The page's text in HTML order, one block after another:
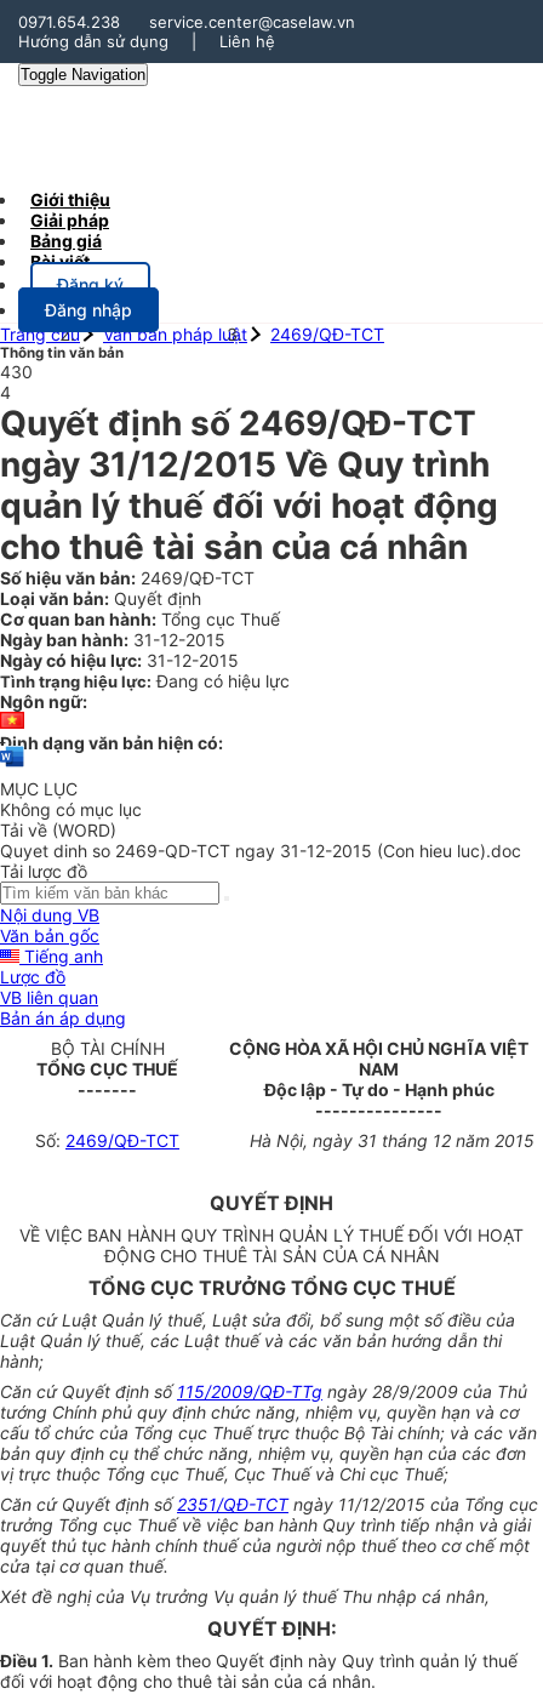
0971.654.238
service.center@caselaw.vn
Hướng dẫn sử dụng
Liên hệ
Toggle Navigation
Giới thiệu
Giải pháp
Bảng giá
Bài viết
Đăng ký
Đăng nhập
Trang chủ
Văn bản pháp luật 2469/QĐ-TCT
Thông tin văn bản
430
4
Quyết định số 2469/QĐ-TCT
ngày 31/12/2015 Về Quy trình
quản lý thuế đối với hoạt động
cho thuê tài sản của cá nhân
Số hiệu văn bản: 2469/QĐ-TCT
Loại văn bản: Quyết định
Cơ quan ban hành: Tổng cục Thuế
Ngày ban hành: 31-12-2015
Ngày có hiệu lực: 31-12-2015
Tình trạng hiệu lực: Đang có hiệu lực
Ngôn ngữ:
Định dạng văn bản hiện có:
MỤC LỤC
Không có mục lục
Tải về (WORD)
Quyet dinh so 2469-QD-TCT ngay 31-12-2015 (Con hieu luc).doc
Tải lược đồ
Nội dung VB
Văn bản gốc
Tiếng anh
Lược đồ
VB liên quan
Bản án áp dụng
BỘ TÀI CHÍNH
TỔNG CỤC THUẾ
-------
CỘNG HÒA XÃ HỘI CHỦ NGHĨA VIỆT
NAM
Độc lập - Tự do - Hạnh phúc
---------------
Số: 2469/QĐ-TCT Hà Nội, ngày 31 tháng 12năm 2015
QUYẾT ĐỊNH
VỀ VIỆC BAN HÀNH QUY TRÌNH QUẢN LÝ THUẾ ĐỐI VỚI HOẠT
ĐỘNG CHO THUÊ TÀI SẢN CỦA CÁ NHÂN
TỔNG CỤC TRƯỞNG TỔNG CỤC THUẾ
Căn cứ Luật Quản lý thuế, Luật sửa đổi, bổ sung một số điều của
Luật Quản lý thuế, các Luật thuế và các văn bản hướng dẫn thi
hành;
Căn cứ Quyết định số115/2009/QĐ-TTg ngày 28/9/2009 của Thủ
tướng Chính phủ quy định chức năng, nhiệm vụ, quyền hạn và cơ
cấu tổ chức của Tổng cục Thuế trực thuộc Bộ Tài chính; và các văn
bản quy định cụ thể chức năng, nhiệm vụ, quyền hạn của các đơn
vị trực thuộc Tổng cục Thuế, Cục Thuế và Chi cục Thuế;
Căn cứ Quyết định số2351/QĐ-TCTngày 11/12/2015 của Tổng cục
trưởng Tổng cục Thuế về việc ban hành Quy trình tiếp nhận và giải
quyết thủ tục hành chính thuế của người nộp thuế theo cơ chế một
cửa tại cơ quan thuế.
Xét đề nghị của Vụ trưởng Vụ quản lý thuế Thu nhập cá nhân,
QUYẾT ĐỊNH:
Điều 1. Ban hành kèm theo Quyết định này Quy trình quản lý thuế
đối với hoạt động cho thuê tài sản của cá nhân.